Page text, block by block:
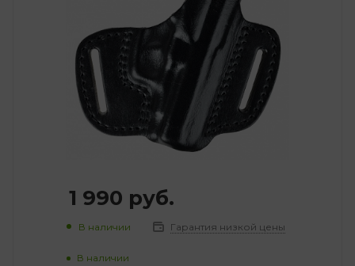
1 990 руб.
В наличии Гарантия низкой цены
В наличии